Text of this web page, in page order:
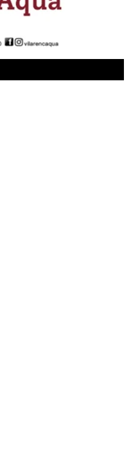
nostre lloc web
emmagatzemen
permeten que el
lloc funcioni tan
bé com sigui